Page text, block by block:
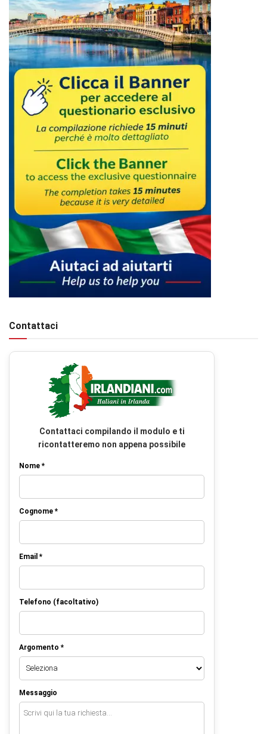
Contattaci
Contattaci compilando il modulo e ti
ricontatteremo non appena possibile
Nome *
Cognome *
Email *
Telefono (facoltativo)
Argomento *
Messaggio